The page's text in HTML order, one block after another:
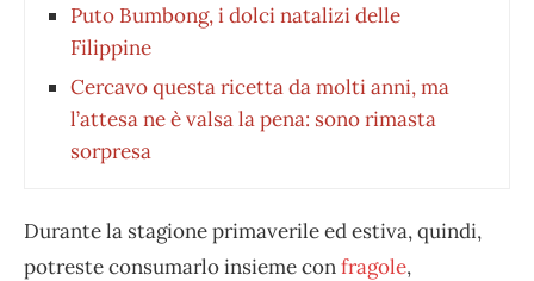
Puto Bumbong, i dolci natalizi delle
Filippine
Cercavo questa ricetta da molti anni, ma
l’attesa ne è valsa la pena: sono rimasta
sorpresa
Durante la stagione primaverile ed estiva, quindi,
potreste consumarlo insieme confragole,